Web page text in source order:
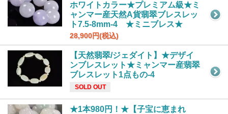
ホワイトカラー★プレミアム級★ミ
ャンマー産天然A貨翡翠ブレスレッ
ト7.5-8mm-4 ★ミニブレス★
28,900円(税込)
【天然翡翠/ジェダイト】★デザイ
ンブレスレット★ミャンマー産翡翠
ブレスレット1点もの-4
SOLD OUT
★1本980円！★【子宝に恵まれ